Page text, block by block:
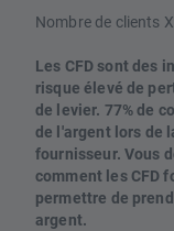
Nombre de clients
Les CFD sont des
risque élevé de
de levier. 77% de
de l'argent lors de
fournisseur. Vous
comment les CFD
permettre de
argent.